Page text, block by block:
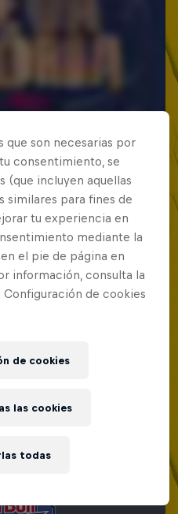
que son necesarias por
consentimiento, se
(que incluyen aquellas
similares para fines de
tu experiencia en
mediante la
el pie de página en
información, consulta la
Configuración de cookies
de cookies
todas
las cookies